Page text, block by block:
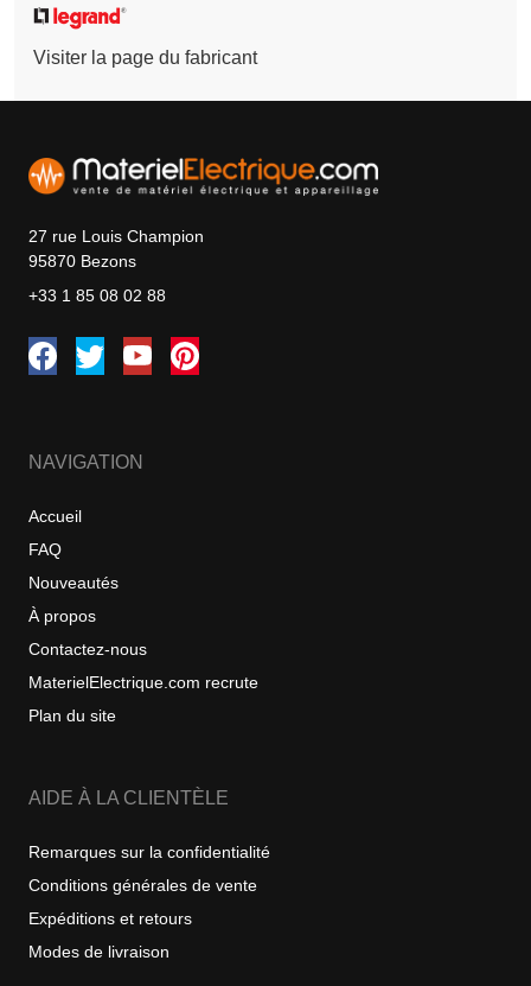
Visiter la page du fabricant
27 rue Louis Champion
95870 Bezons
+33 1 85 08 02 88
NAVIGATION
Accueil
FAQ
Nouveautés
À propos
Contactez-nous
MaterielElectrique.com recrute
Plan du site
AIDE À LA CLIENTÈLE
Remarques sur la confidentialité
Conditions générales de vente
Expéditions et retours
Modes de livraison